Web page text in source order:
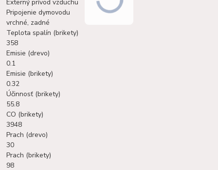
Externý prívod vzduchu
Pripojenie dymovodu
vrchné, zadné
Teplota spalín (brikety)
358
Emisie (drevo)
0.1
Emisie (brikety)
0.32
Účinnosť (brikety)
55.8
CO (brikety)
3948
Prach (drevo)
30
Prach (brikety)
98